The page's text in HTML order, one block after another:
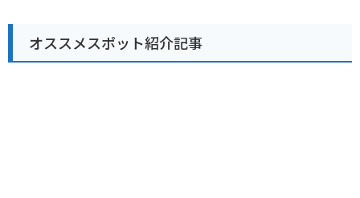
義経ゆかりの地や、四国八十八ヶ所霊場の札所などもあ
り、観光の拠点としてもおすすめです。
オススメスポット紹介記事